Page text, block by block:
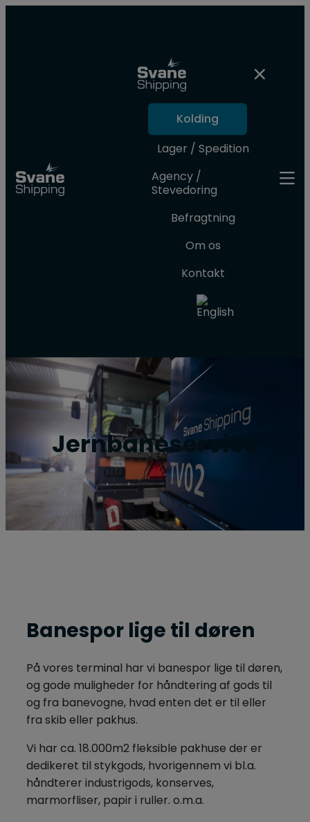
Kolding
Lager / Spedition
Agency /
Stevedoring
Befragtning
Om os
Kontakt
Jernbaneservice
Banespor lige til døren​
På vores terminal har vi banespor lige til døren,
og gode muligheder for håndtering af gods til
og fra banevogne, hvad enten det er til eller
fra skib eller pakhus.
Vi har ca. 18.000m2 fleksible pakhuse der er
dedikeret til stykgods, hvorigennem vi bl.a.
håndterer industrigods, konserves,
marmorfliser, papir i ruller. o.m.a.